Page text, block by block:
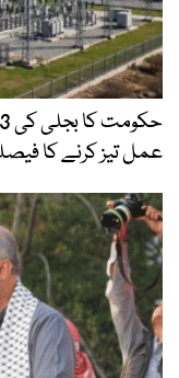
عمل تیز کرنے کا